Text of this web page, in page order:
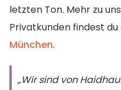
letzten Ton. Mehr zu
Privatkunden findest
München.
„Wir sind von